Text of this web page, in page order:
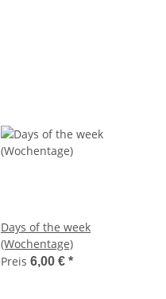
Days of the week
(Wochentage)
Preis 6,00 € *